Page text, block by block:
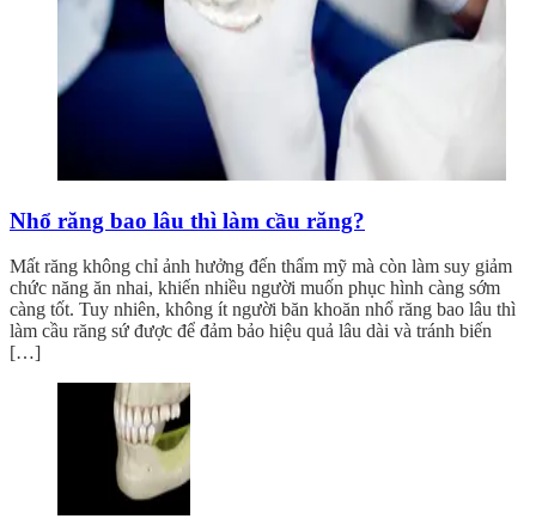
Nhổ răng bao lâu thì làm cầu răng?
Mất răng không chỉ ảnh hưởng đến thẩm mỹ mà còn làm suy giảm
chức năng ăn nhai, khiến nhiều người muốn phục hình càng sớm
càng tốt. Tuy nhiên, không ít người băn khoăn nhổ răng bao lâu thì
làm cầu răng sứ được để đảm bảo hiệu quả lâu dài và tránh biến
[…]